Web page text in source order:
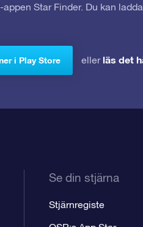
Star Finder. Du kan
i Play Store eller läs det
Se din stjärna
Stjärnregiste